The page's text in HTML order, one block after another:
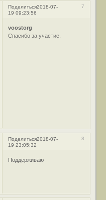
Поделиться 7
2018-07-
19 09:23:56
voostorg
Спасибо за участие.
Поделиться 8
2018-07-
19 23:05:32
Поддерживаю